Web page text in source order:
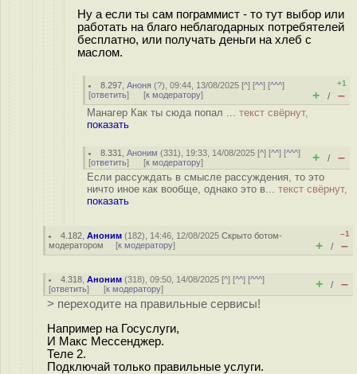
Ну а если ты сам пограммист - то тут выбор или
работать на благо неблагодарных потребятелей
бесплатно, или получать деньги на хлеб с
маслом.
8.297 ,Аноня (?), 09:44, 13/08/2025 [^] [^^] [^^^]
[ответить] [к модератору]
+1
+ / –
Манагер Как ты сюда попал ... текст свёрнут,
показать
8.331 ,Аноним (331), 19:33, 14/08/2025 [^] [^^] [^^^]
[ответить] [к модератору] + / –
Если рассуждать в смысле рассуждения, то это
ничто иное как вообще, однако это в... текст свёрнут,
показать
4.182 ,Аноним (182), 14:46, 12/08/2025Скрыто ботом-
модератором [к модератору]
–1
+ / –
4.318 ,Аноним (318), 09:50, 14/08/2025 [^] [^^] [^^^]
[ответить] [к модератору] + / –
> переходите на правильные сервисы!
Например на Госуслуги,
И Макс Мессенджер.
Теле 2.
Подключай только правильные услуги.